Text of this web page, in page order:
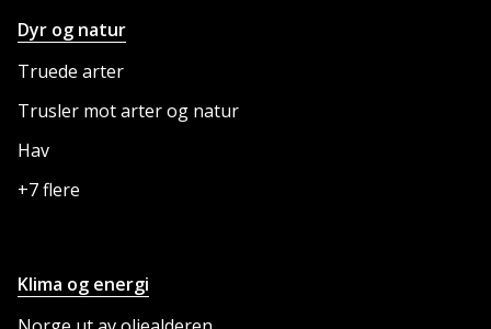
NETTSTEDET
Dyr og natur
Truede arter
Trusler mot arter og natur
Hav
+7 flere
Klima og energi